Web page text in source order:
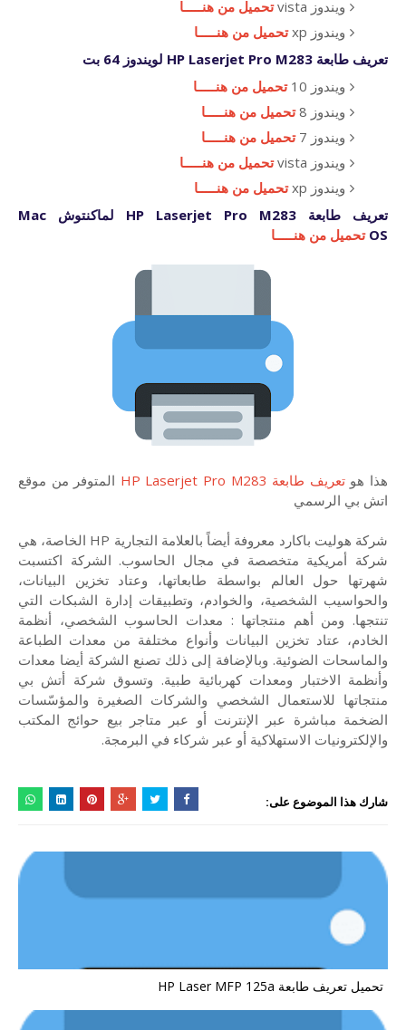
ويندوز vista
تحميل من هنـــــا
ويندوز xp
تحميل من هنـــــا
تعريف طابعة HP Laserjet Pro M283 لويندوز 64 بت
ويندوز 10
تحميل من هنـــــا
ويندوز 8
تحميل من هنـــــا
ويندوز 7
تحميل من هنـــــا
ويندوز vista
تحميل من هنـــــا
ويندوز xp
تحميل من هنـــــا
تعريف طابعة HP Laserjet Pro M283 لماكنتوش Mac
OS تحميل من هنـــــا
هذا هوتعريف طابعة HP Laserjet Pro M283
المتوفر من موقع
اتش بي الرسمي
شركة هوليت باكارد معروفة أيضاً بالعلامة التجارية HP الخاصة، هي
شركة أمريكية متخصصة في مجال الحاسوب. الشركة اكتسبت
شهرتها حول العالم بواسطة طابعاتها، وعتاد تخزين البيانات،
والحواسيب الشخصية، والخوادم، وتطبيقات إدارة الشبكات التي
تنتجها. ومن أهم منتجاتها : معدات الحاسوب الشخصي، أنظمة
الخادم، عتاد تخزين البيانات وأنواع مختلفة من معدات الطباعة
والماسحات الضوئية. وبالإضافة إلى ذلك تصنع الشركة أيضا معدات
وأنظمة الاختبار ومعدات كهربائية طبية. وتسوق شركة أتش بي
منتجاتها للاستعمال الشخصي والشركات الصغيرة والمؤسّسات
الضخمة مباشرة عبر الإنترنت أو عبر متاجر بيع حوائج المكتب
والإلكترونيات الاستهلاكية أو عبر شركاء في البرمجة.
شارك هذا الموضوع على:
تحميل تعريف طابعة HP Laser MFP 125a